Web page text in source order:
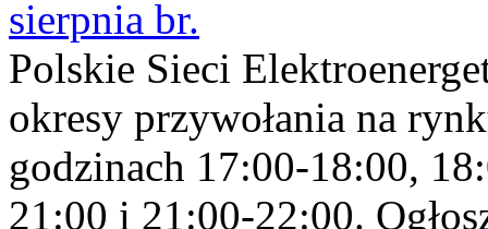
sierpnia br.
Polskie Sieci
okresy przywołania na
godzinach 17:00-18:00,
21:00 i 21:00-22:00.